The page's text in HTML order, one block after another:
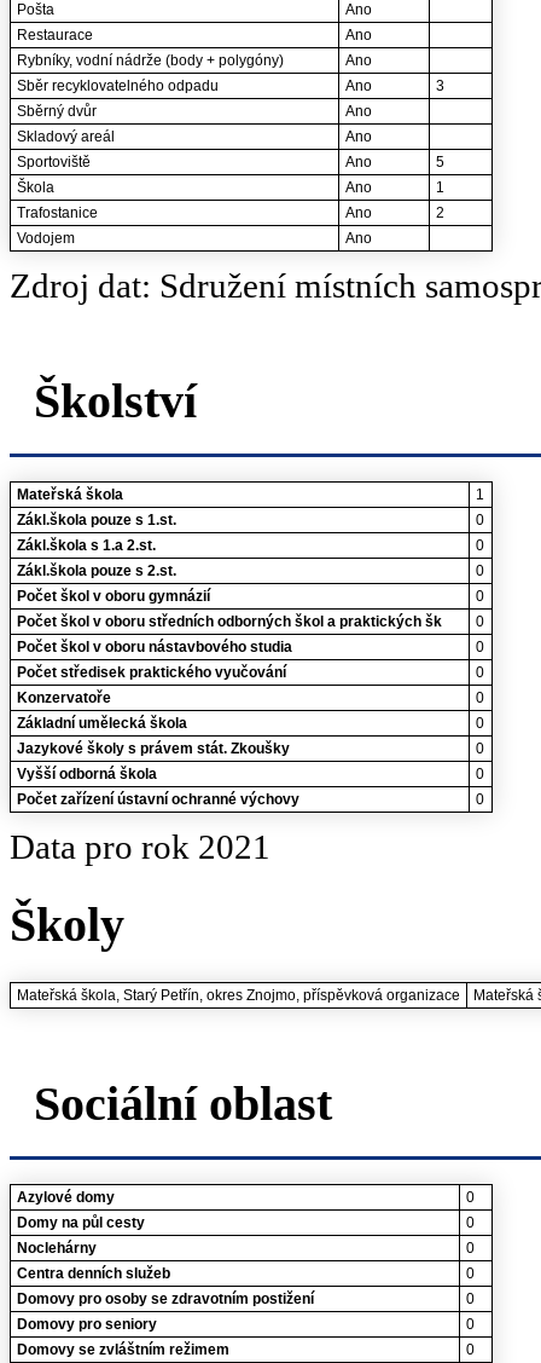
Pošta
Ano
Restaurace
Ano
Rybníky, vodní nádrže (body + polygóny)
Ano
Sběr recyklovatelného odpadu
Ano
3
Sběrný dvůr
Ano
Skladový areál
Ano
Sportoviště
Ano
5
Škola
Ano
1
Trafostanice
Ano
2
Vodojem
Ano
Zdroj dat: Sdružení místních
Školství
Mateřská škola
1
Zákl.škola pouze s 1.st.
0
Zákl.škola s 1.a 2.st.
0
Zákl.škola pouze s 2.st.
0
Počet škol v oboru gymnázií
0
Počet škol v oboru středních odborných škol a praktických šk
0
Počet škol v oboru nástavbového studia
0
Počet středisek praktického vyučování
0
Konzervatoře
0
Základní umělecká škola
0
Jazykové školy s právem stát. Zkoušky
0
Vyšší odborná škola
0
Počet zařízení ústavní ochranné výchovy
0
Data pro rok 2021
Školy
Mateřská škola, Starý Petřín, okres Znojmo, příspěvková organizace Mateřská
Sociální oblast
Azylové domy
0
Domy na půl cesty
0
Noclehárny
0
Centra denních služeb
0
Domovy pro osoby se zdravotním postižení
0
Domovy pro seniory
0
Domovy se zvláštním režimem
0